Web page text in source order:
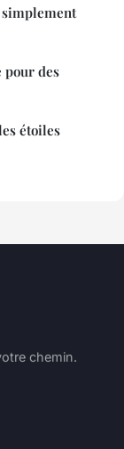
simplement
pour des
étoiles
chemin.